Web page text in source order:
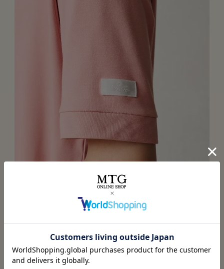
デザイン（写真は腕）
ポケット、腕、ウエスト部のリボンにブランドロゴを配